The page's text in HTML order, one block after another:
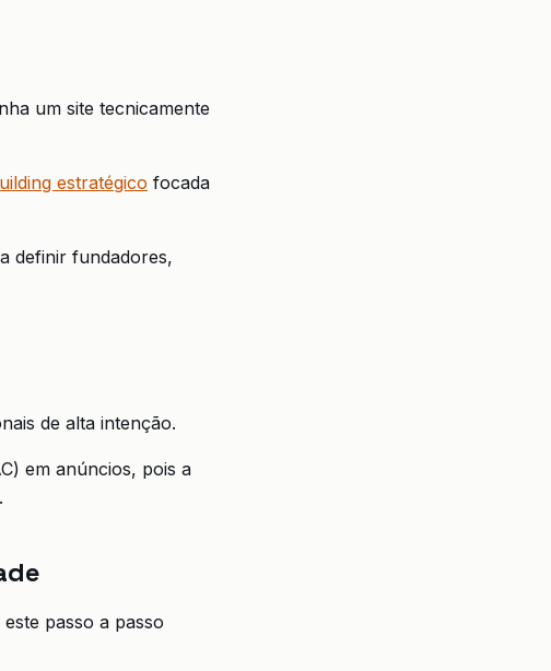
um site tecnicamente
estratégico focada
definir fundadores,
de alta intenção.
em anúncios, pois a
passo a passo